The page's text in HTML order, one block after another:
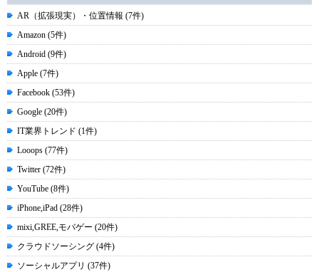
AR（拡張現実）・位置情報 (7件)
Amazon (5件)
Android (9件)
Apple (7件)
Facebook (53件)
Google (20件)
IT業界トレンド (1件)
Looops (77件)
Twitter (72件)
YouTube (8件)
iPhone,iPad (28件)
mixi,GREE,モバゲー (20件)
クラウドソーシング (4件)
ソーシャルアプリ (37件)